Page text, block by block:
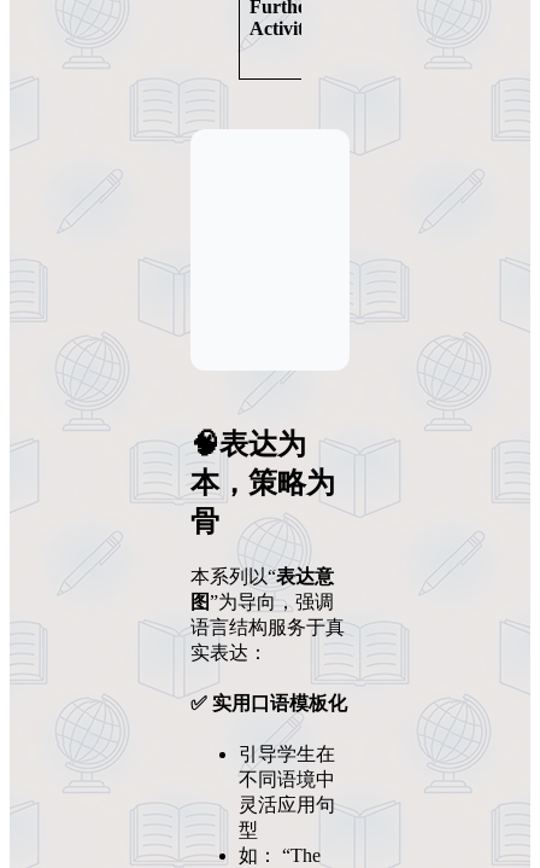
Further
Activity
迁移
🧠表达为
本，策略为
骨
本系列以“表达意
图”为导向，强调
语言结构服务于真
实表达：
✅ 实用口语模板化
引导学生在
不同语境中
灵活应用句
型
如： “The